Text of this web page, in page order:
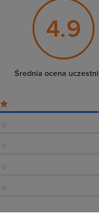
4.9
Średnia ocena